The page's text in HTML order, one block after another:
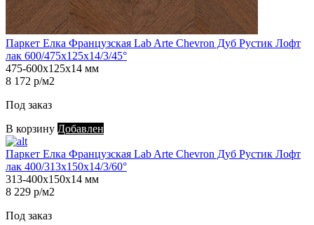
Паркет Елка Французская Lab Arte Chevron Дуб Рустик Лофт
лак 600/475х125х14/3/45°
475-600х125х14 мм
8 172 р/м2
Под заказ
В корзину Добавлен
Паркет Елка Французская Lab Arte Chevron Дуб Рустик Лофт
лак 400/313х150х14/3/60°
313-400х150х14 мм
8 229 р/м2
Под заказ